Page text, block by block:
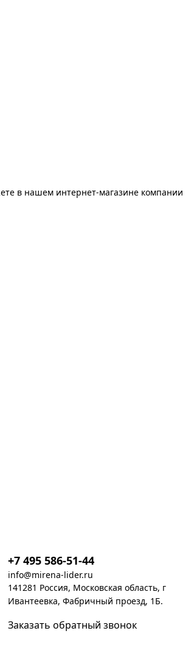
в нашем интернет-магазине компании
+7 495 586-51-44
info@mirena-lider.ru
141281 Россия, Московская область, г
Ивантеевка, Фабричный проезд, 1Б.
Заказать обратный звонок